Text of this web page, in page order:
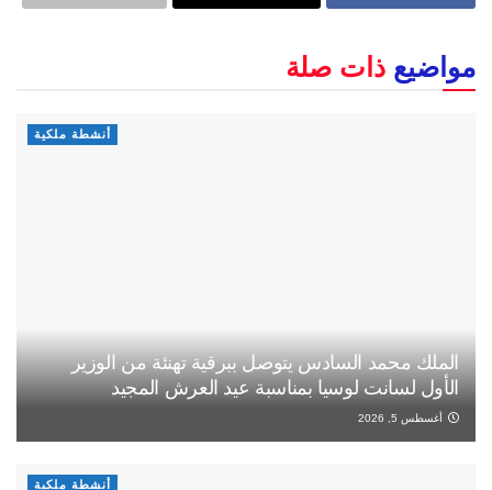
مواضيع ذات صلة
أنشطة ملكية
الملك محمد السادس يتوصل ببرقية تهنئة من الوزير
الأول لسانت لوسيا بمناسبة عيد العرش المجيد
أغسطس 5, 2026
أنشطة ملكية